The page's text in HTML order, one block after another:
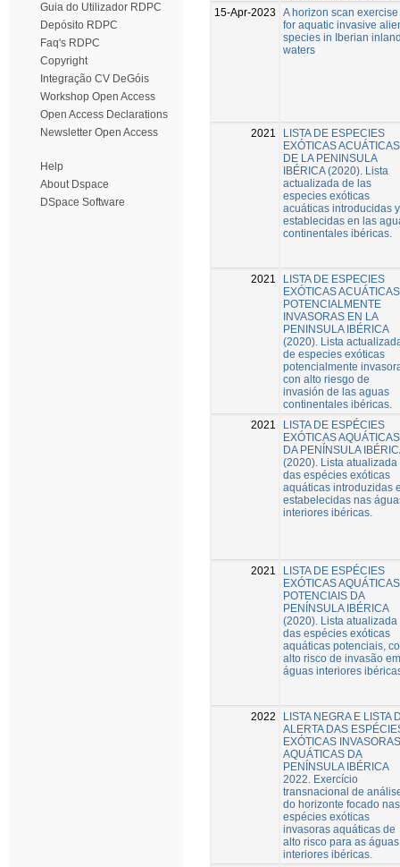
Guia do Utilizador RDPC
Depósito RDPC
Faq's RDPC
Copyright
Integração CV DeGóis
Workshop Open Access
Open Access Declarations
Newsletter Open Access
Help
About Dspace
DSpace Software
15-Apr-2023
A horizon scan exercise
for aquatic invasive
species in Iberian
waters
2021
LISTA DE ESPECIES
EXÓTICAS ACUÁTICAS
DE LA PENINSULA
IBÉRICA (2020). Lista
actualizada de las
especies exóticas
acuáticas introducidas y
establecidas en las
continentales ibéricas.
2021
LISTA DE ESPECIES
EXÓTICAS ACUÁTICAS
POTENCIALMENTE
INVASORAS EN LA
PENINSULA IBÉRICA
(2020). Lista
de especies exóticas
potencialmente
con alto riesgo de
invasión de las aguas
continentales ibéricas.
2021
LISTA DE ESPÉCIES
EXÓTICAS AQUÁTICAS
DA PENÍNSULA
(2020). Lista atualizada
das espécies exóticas
aquáticas introduzidas
estabelecidas nas
interiores ibéricas.
2021
LISTA DE ESPÉCIES
EXÓTICAS AQUÁTICAS
POTENCIAIS DA
PENÍNSULA IBÉRICA
(2020). Lista atualizada
das espécies exóticas
aquáticas potenciais,
alto risco de invasão em
águas interiores
2022
LISTA NEGRA E LISTA
ALERTA DAS
EXÓTICAS INVASORAS
AQUÁTICAS DA
PENÍNSULA IBÉRICA
2022. Exercício
transnacional de
do horizonte focado nas
espécies exóticas
invasoras aquáticas de
alto risco para as águas
interiores ibéricas.